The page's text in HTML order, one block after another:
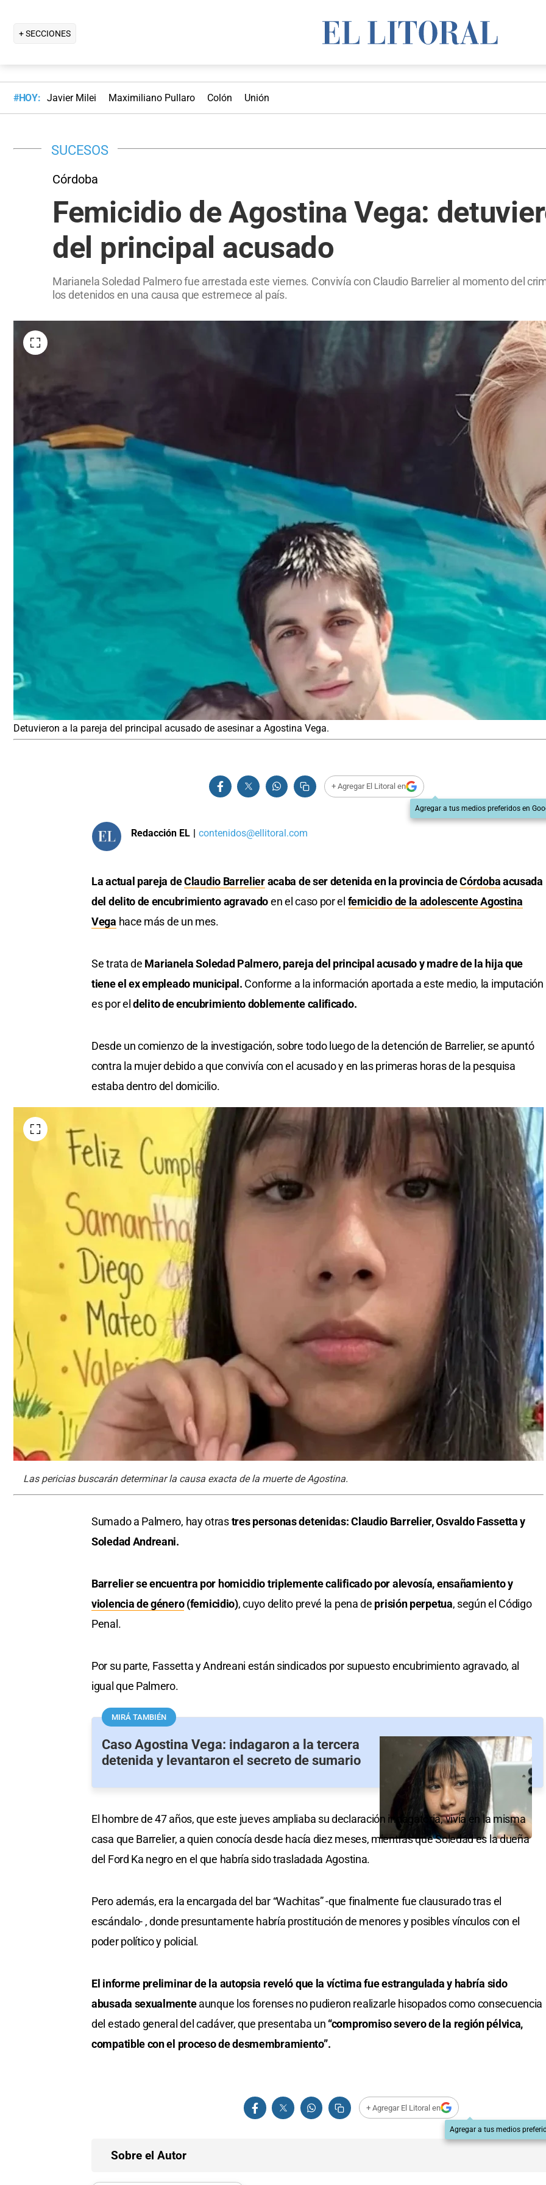
+ SECCIONES
#HOY: Javier Milei Maximiliano Pullaro Colón Unión
SUCESOS
Córdoba
Femicidio de Agostina Vega:
del principal acusado
Marianela Soledad Palmero fue arrestada este viernes. Convivía con Claudio Barrelier al momento del
los detenidos en una causa que estremece al país.
Detuvieron a la pareja del principal acusado de asesinar a Agostina Vega.
+ Agregar El Litoral en
Agregar a tus medios preferidos en
Redacción EL | contenidos@ellitoral.com
La actual pareja deClaudio Barrelieracaba de ser detenida en la provincia deCórdobaacusada
del delito de encubrimiento agravadoen el caso por el femicidio de la adolescente Agostina
Vega hace más de un mes.
Se trata de Marianela Soledad Palmero, pareja del principal acusado y madre de la hija que
tiene el ex empleado municipal. Conforme a la información aportada a este medio, la imputación
es por el delito de encubrimiento doblemente calificado.
Desde un comienzo de la investigación, sobre todo luego de la detención de Barrelier, se apuntó
contra la mujer debido a que convivía con el acusado y en las primeras horas de la pesquisa
estaba dentro del domicilio.
Las pericias buscarán determinar la causa exacta de la muerte de Agostina.
Sumado a Palmero, hay otrastres personas detenidas: Claudio Barrelier, Osvaldo Fassetta y
Soledad Andreani.
Barrelier se encuentra por homicidio triplemente calificado por alevosía, ensañamiento y
violencia de género(femicidio), cuyo delito prevé la pena de prisión perpetua, según el Código
Penal.
Por su parte, Fassetta y Andreani están sindicados por supuesto encubrimiento agravado, al
igual que Palmero.
MIRÁ TAMBIÉN
Caso Agostina Vega: indagaron a la tercera
detenida y levantaron el secreto de sumario
El hombre de 47 años, que este jueves ampliaba su declaración indagatoria, vivía en la misma
casa que Barrelier, a quien conocía desde hacía diez meses, mientras que Soledad es la dueña
del Ford Ka negro en el que habría sido trasladada Agostina.
Pero además, era la encargada del bar “Wachitas” -que finalmente fue clausurado tras el
escándalo- , donde presuntamente habría prostitución de menores y posibles vínculos con el
poder político y policial.
El informe preliminar de la autopsia reveló que la víctima fue estrangulada y habría sido
abusada sexualmenteaunque los forenses no pudieron realizarle hisopados como consecuencia
del estado general del cadáver, que presentaba un “compromiso severo de la región pélvica,
compatible con el proceso de desmembramiento”.
+ Agregar El Litoral en
Agregar a tus medios
Sobre el Autor